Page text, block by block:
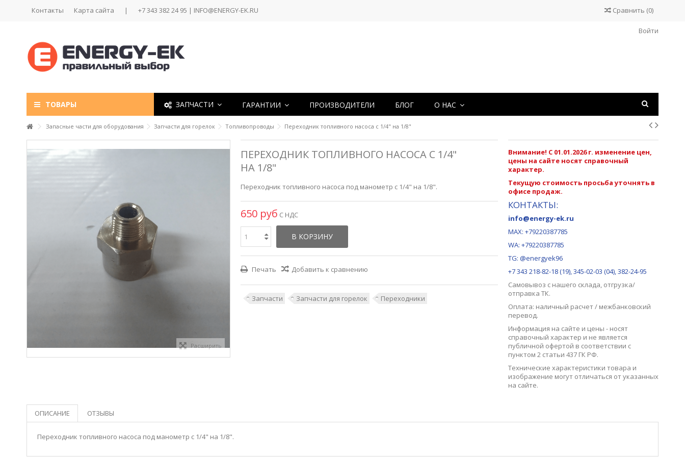
Контакты Карта сайта | +7 343 382 24 95 | INFO@ENERGY-EK.RU Сравнить (0)
Войти
ТОВАРЫ ЗАПЧАСТИ ГАРАНТИИ ПРОИЗВОДИТЕЛИ БЛОГ О НАС
Запасные части для оборудования Запчасти для горелок Топливопроводы Переходник топливного насоса с 1/4" на 1/8"
Расширить
ПЕРЕХОДНИК ТОПЛИВНОГО НАСОСА С 1/4"
НА 1/8"
Переходник топливного насоса под манометр с 1/4" на 1/8".
650 руб С НДС
В КОРЗИНУ
Печать Добавить к сравнению
Запчасти Запчасти для горелок Переходники
Внимание! С 01.01.2026 г. изменение цен,
цены на сайте носят справочный
характер.
Текущую стоимость просьба уточнять в
офисе продаж.
КОНТАКТЫ:
info@energy-ek.ru
MAX: +79220387785
WA: +79220387785
TG: @energyek96
+7 343 218-82-18 (19), 345-02-03 (04), 382-24-95
Самовывоз с нашего склада, отгрузка/
отправка ТК.
Оплата: наличный расчет / межбанковский
перевод.
Информация на сайте и цены - носят
справочный характер и не является
публичной офертой в соответствии с
пунктом 2 статьи 437 ГК РФ.
Технические характеристики товара и
изображение могут отличаться от указанных
на сайте.
ОПИСАНИЕ ОТЗЫВЫ
Переходник топливного насоса под манометр с 1/4" на 1/8".